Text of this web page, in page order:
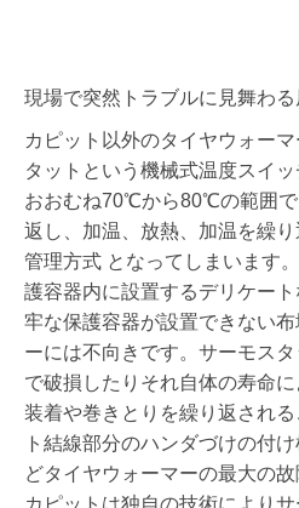
現場で突然トラブルに見舞わ
カピット以外のタイヤウォー
タットという機械式温度スイ
おおむね70℃から80℃の範囲で
返し、加温、放熱、加温を繰
管理方式 となってしまいます
護容器内に設置するデリケー
牢な保護容器が設置できない
ーには不向きです。サーモス
で破損したりそれ自体の寿命
装着や巻きとりを繰り返され
ト結線部分のハンダづけの付
どタイヤウォーマーの最大の故
カピットは独自の技術により